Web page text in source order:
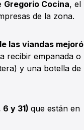
Gregorio Cocina, el
de la zona.
las viandas mejoró
recibir empanada o
y una botella de
y 31) que están en